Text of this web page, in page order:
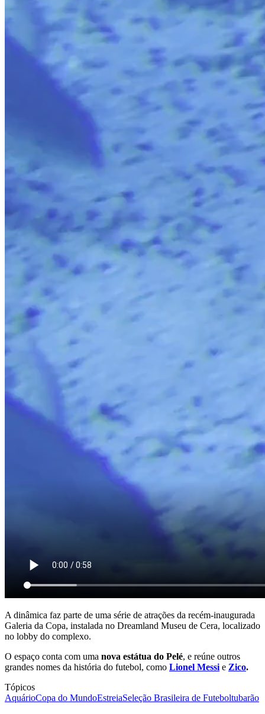
A dinâmica faz parte de uma série de atrações da recém-inaugurada
Galeria da Copa, instalada no Dreamland Museu de Cera, localizado
no lobby do complexo.
O espaço conta com uma nova estátua do Pelé, e reúne outros
grandes nomes da história do futebol, como Lionel Messi e Zico.
Tópicos
AquárioCopa do MundoEstreiaSeleção Brasileira de Futeboltubarão